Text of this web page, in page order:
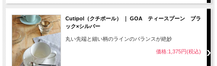
Cutipol（クチポール） ｜ GOA ティースプーン ブラ
ック×シルバー
丸い先端と細い柄のラインのバランスが絶妙
価格:1,375円(税込)